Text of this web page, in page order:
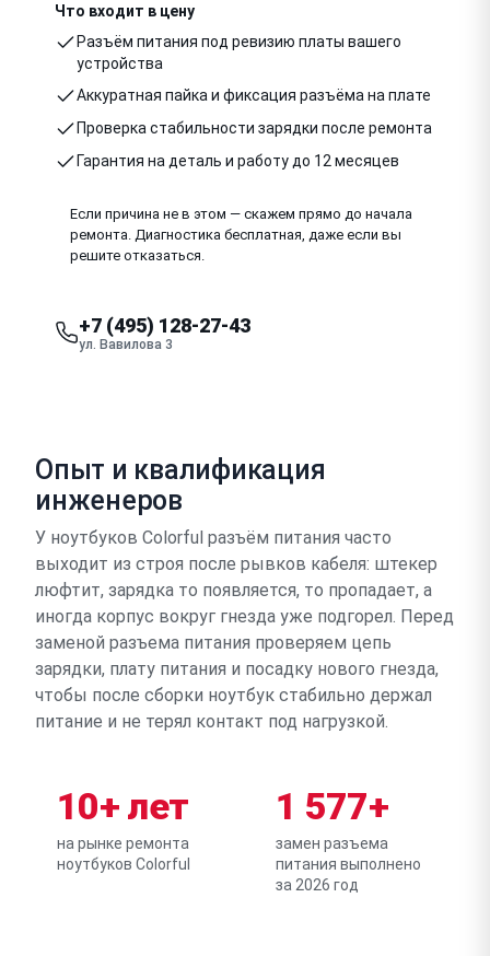
Что входит в цену
Разъём питания под ревизию платы вашего
устройства
Аккуратная пайка и фиксация разъёма на плате
Проверка стабильности зарядки после ремонта
Гарантия на деталь и работу до 12 месяцев
Если причина не в этом — скажем прямо до начала
ремонта. Диагностика бесплатная, даже если вы
решите отказаться.
+7 (495) 128-27-43
ул. Вавилова 3
Опыт и квалификация
инженеров
У ноутбуков Colorful разъём питания часто
выходит из строя после рывков кабеля: штекер
люфтит, зарядка то появляется, то пропадает, а
иногда корпус вокруг гнезда уже подгорел. Перед
заменой разъема питания проверяем цепь
зарядки, плату питания и посадку нового гнезда,
чтобы после сборки ноутбук стабильно держал
питание и не терял контакт под нагрузкой.
10+ лет
на рынке ремонта
ноутбуков Colorful
1 577+
замен разъема
питания выполнено
за 2026 год